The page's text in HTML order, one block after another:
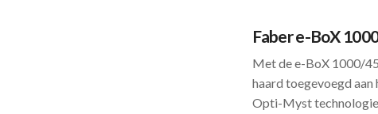
Faber e-BoX
Met de e-BoX 1000/
haard toegevoegd
Opti-Myst